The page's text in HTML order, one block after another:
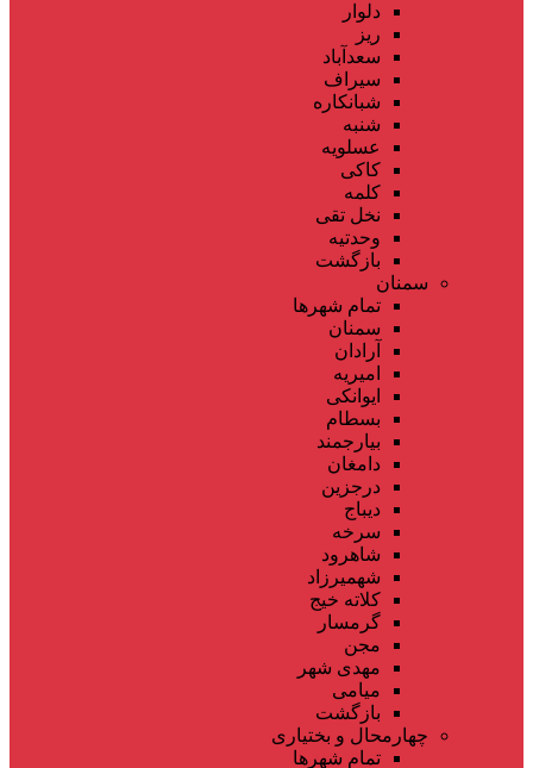
دلوار
ریز
سعدآباد
سیراف
شبانکاره
شنبه
عسلویه
کاکی
کلمه
نخل تقی
وحدتیه
بازگشت
سمنان
تمام شهر‌ها
سمنان
آرادان
امیریه
ایوانکی
بسطام
بیارجمند
دامغان
درجزین
دیباج
سرخه
شاهرود
شهمیرزاد
کلاته خیج
گرمسار
مجن
مهدی شهر
میامی
بازگشت
چهارمحال و بختیاری
تمام شهر‌ها